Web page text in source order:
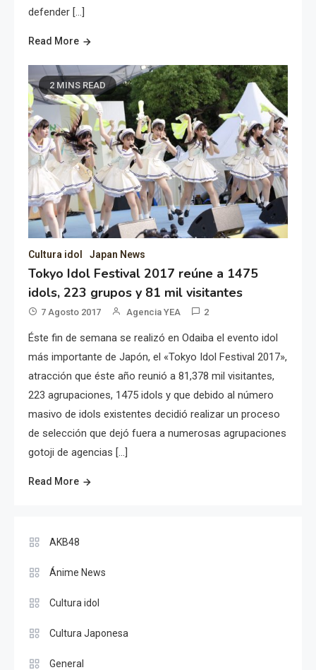
defender […]
Read More
2 MINS READ
Cultura idol Japan News
Tokyo Idol Festival 2017 reúne a 1475
idols, 223 grupos y 81 mil visitantes
7 Agosto 2017 Agencia YEA 2
Éste fin de semana se realizó en Odaiba el evento idol
más importante de Japón, el «Tokyo Idol Festival 2017»,
atracción que éste año reunió a 81,378 mil visitantes,
223 agrupaciones, 1475 idols y que debido al número
masivo de idols existentes decidió realizar un proceso
de selección que dejó fuera a numerosas agrupaciones
gotoji de agencias […]
Read More
AKB48
Ánime News
Cultura idol
Cultura Japonesa
General